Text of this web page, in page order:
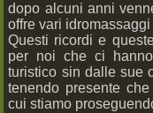
dopo alcuni anni
offre vari
Questi ricordi e
per noi che ci
turistico sin dalle sue
tenendo presente
cui stiamo